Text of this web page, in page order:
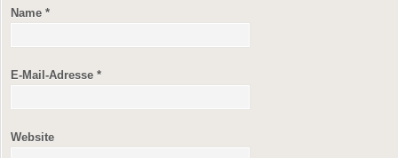
Name *
E-Mail-Adresse *
Website